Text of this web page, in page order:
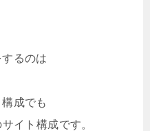
るのは
成でも
イト構成です。